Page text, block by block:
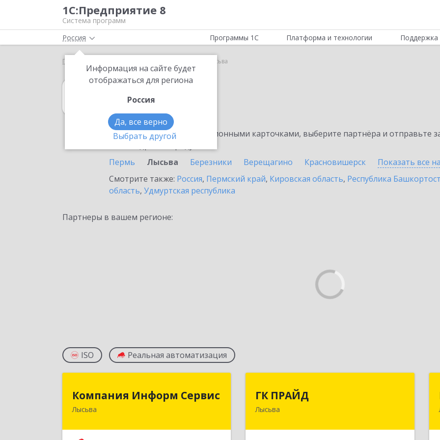
1С:Предприятие 8
Система программ
Россия
Информация на сайте будет
отображаться для региона
Россия
Да, все верно
Выбрать другой
Программы 1С Платформа и технологии Поддержка
Главная Лысьва
1С:MDM КОРП
в Лысьве
Ознакомьтесь с информационными карточками, выберите партнёра и отправьте
Пермь
Лысьва Березники Верещагино Красновишерск Показать все
Смотрите также: Россия, Пермский край, Кировская область, Республика
область, Удмуртская республика
Партнеры в вашем регионе:
ISO Реальная автоматизация
Компания Информ Сервис
Лысьва
Компания Информ Сервис
618909, Пермский край, Лысьва г,
ГК ПРАЙД
Лысьва618909, Пермский край, Лысьва г,